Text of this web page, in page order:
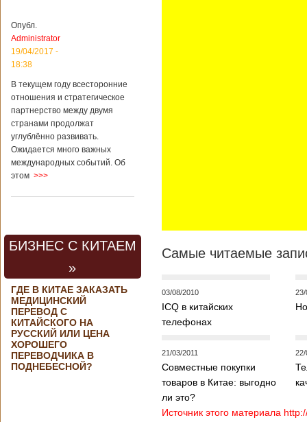
корпорации
«Ростех» Виктор
Кладов
журналистам в
аэрокосмической
выставки Aero
India-2019, которая
проходит в
Бангалоре в
Индии. Контракт
между Китаем и
Россией на
разработку,
крупный
бирюзовый
Китайским
археологам
по добыче бирюзы
на территории
Синьцзян-
Уйгурского
автономного
района, что на
северо-западе
Опубл.
Administrator
19/04/2017 -
18:38
В текущем году всесторонние
отношения и стратегическое
партнерство между двумя
странами продолжат
углублённо развивать.
Ожидается много важных
международных событий. Об
этом >>>
БИЗНЕС С КИТАЕМ
»
ГДЕ В КИТАЕ ЗАКАЗАТЬ
МЕДИЦИНСКИЙ
ПЕРЕВОД С
КИТАЙСКОГО НА
РУССКИЙ ИЛИ ЦЕНА
ХОРОШЕГО
ПЕРЕВОДЧИКА В
ПОДНЕБЕСНОЙ?
Самые читаемые
03/08/2010
ICQ в китайских
телефонах
23/
21/03/2011
Совместные покупки
товаров в Китае: выгодно
ли это?
22/
Источник этого материала